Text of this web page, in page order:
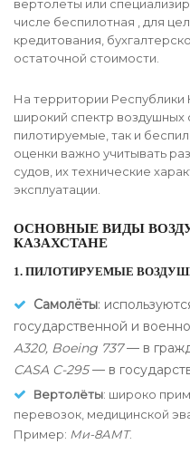
вертолеты или
числе беспилотная , для
кредитования,
остаточной стоимости.
На территории Республики
широкий спектр воздушных
пилотируемые, так и
оценки важно учитывать
судов, их технические
эксплуатации.
ОСНОВНЫЕ ВИДЫ
КАЗАХСТАНЕ
1. ПИЛОТИРУЕМЫЕ
Самолёты:
государственной и
A320, Boeing 737— в
CASA C-295— в
Вертолёты: широко
перевозок, медицинской
Пример: Ми-8АМТ.